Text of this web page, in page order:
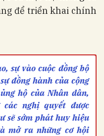
để triển khai chính
sự vào cuộc đồng bộ
đồng hành của cộng
hộ của Nhân dân,
nghị quyết được
sẽ sớm phát huy hiệu
mở ra những cơ hội